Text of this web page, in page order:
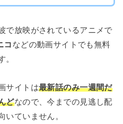
で放映がされているアニメで
コ などの動画サイトでも無料
。
サイトは最新話のみ一週間だ
どなので、今までの見逃し配
いていません。